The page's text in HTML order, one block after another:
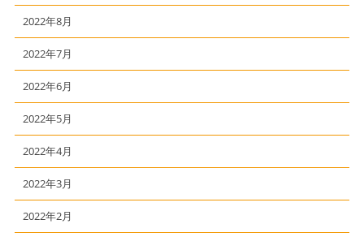
2022年8月
2022年7月
2022年6月
2022年5月
2022年4月
2022年3月
2022年2月